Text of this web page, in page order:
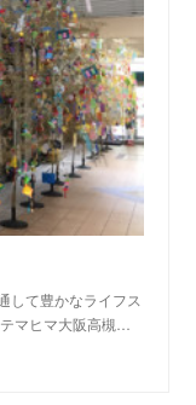
して豊かなライフス
マヒマ大阪高槻…